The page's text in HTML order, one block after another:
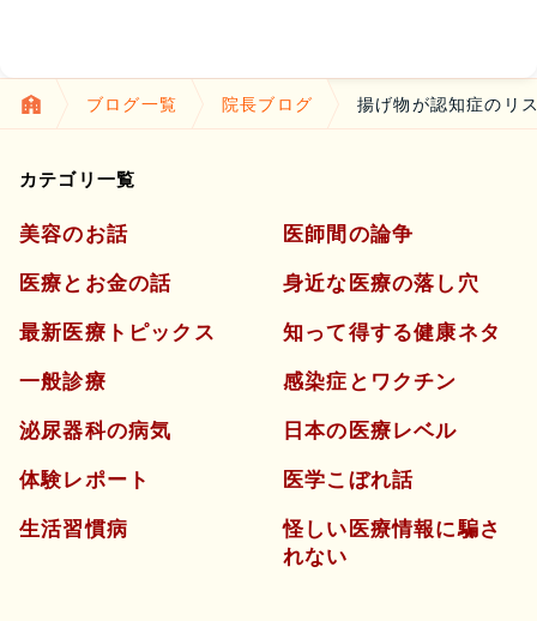
ブログ一覧 院長ブログ 揚げ物が認知症のリ
カテゴリ一覧
美容のお話
医療とお金の話
最新医療トピックス
一般診療
泌尿器科の病気
体験レポート
生活習慣病
医師間の論争
身近な医療の落し穴
知って得する健康ネタ
感染症とワクチン
日本の医療レベル
医学こぼれ話
怪しい医療情報に騙さ
れない